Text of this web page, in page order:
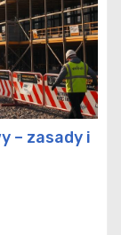
– zasady i